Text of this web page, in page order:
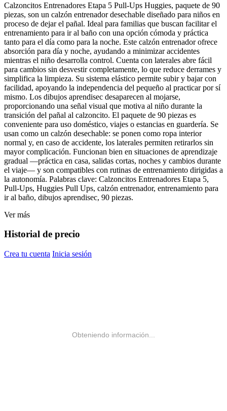
Calzoncitos Entrenadores Etapa 5 Pull-Ups Huggies, paquete de 90
piezas, son un calzón entrenador desechable diseñado para niños en
proceso de dejar el pañal. Ideal para familias que buscan facilitar el
entrenamiento para ir al baño con una opción cómoda y práctica
tanto para el día como para la noche. Este calzón entrenador ofrece
absorción para día y noche, ayudando a minimizar accidentes
mientras el niño desarrolla control. Cuenta con laterales abre fácil
para cambios sin desvestir completamente, lo que reduce derrames y
simplifica la limpieza. Su sistema elástico permite subir y bajar con
facilidad, apoyando la independencia del pequeño al practicar por sí
mismo. Los dibujos aprendisec desaparecen al mojarse,
proporcionando una señal visual que motiva al niño durante la
transición del pañal al calzoncito. El paquete de 90 piezas es
conveniente para uso doméstico, viajes o estancias en guardería. Se
usan como un calzón desechable: se ponen como ropa interior
normal y, en caso de accidente, los laterales permiten retirarlos sin
mayor complicación. Funcionan bien en situaciones de aprendizaje
gradual —práctica en casa, salidas cortas, noches y cambios durante
el viaje— y son compatibles con rutinas de entrenamiento dirigidas a
la autonomía. Palabras clave: Calzoncitos Entrenadores Etapa 5,
Pull-Ups, Huggies Pull Ups, calzón entrenador, entrenamiento para
ir al baño, dibujos aprendisec, 90 piezas.
Ver más
Historial de precio
Crea tu cuenta Inicia sesión
Obteniendo información...